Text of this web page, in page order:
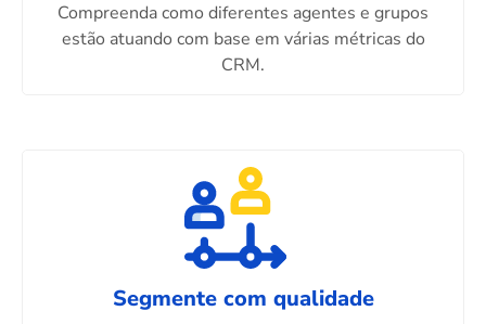
Compreenda como diferentes agentes e grupos
estão atuando com base em várias métricas do
CRM.
Segmente com qualidade